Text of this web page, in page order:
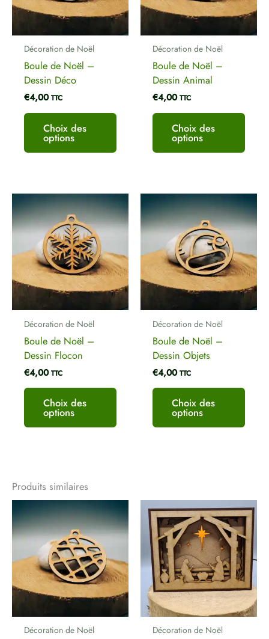
Décoration de Noël
Boule de Noël –
Dessin Déco
€4,00 TTC
Choix des
options
options
peuvent
du
Décoration de Noël
Boule de Noël –
Dessin Animal
€4,00 TTC
Choix des
options
du
Décoration de Noël
Boule de Noël –
Dessin Flocon
€4,00 TTC
Choix des
options
Ce
produit
a
variations.
Les
options
peuvent
du
Décoration de Noël
Boule de Noël –
Dessin Objets
€4,00 TTC
Choix des
options
Ce
a
Les
du
Produits similaires
Décoration de Noël
Ce
produit
a
plusieurs
variations.
Les
options
peuvent
Décoration de Noël